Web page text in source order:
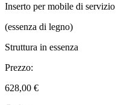
Inserto per mobile di servizio
(essenza di legno)
Struttura in essenza
Prezzo:
628,00 €